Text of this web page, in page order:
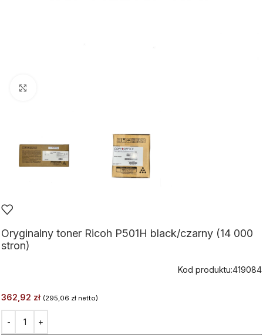
Oryginalny toner Ricoh P501H black/czarny (14 000
stron)
Kod produktu:419084
362,92 zł (295,06 zł netto)